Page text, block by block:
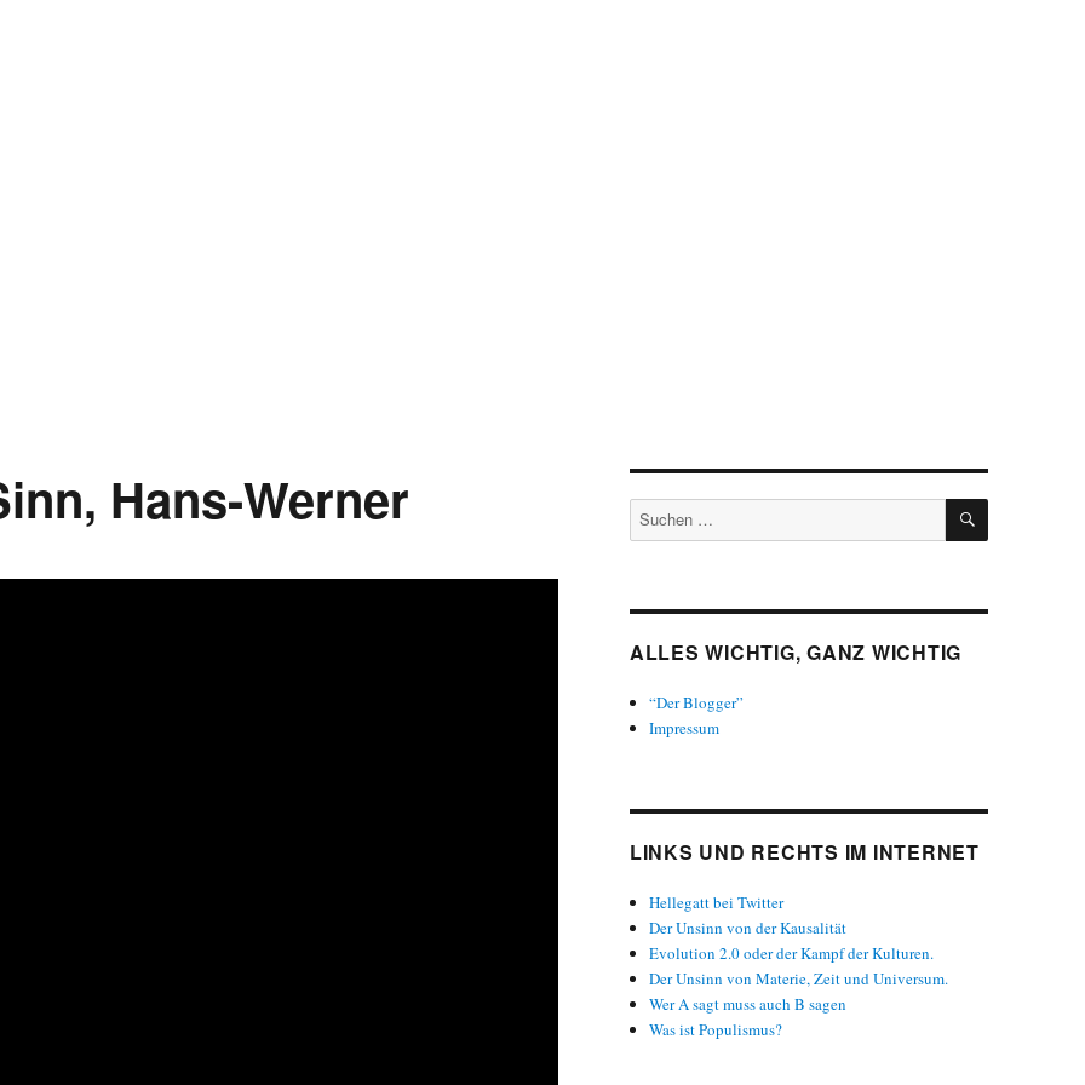
Hans-Werner
Suchen
nach:
SUCHEN
ALLES WICHTIG, GANZ WICHTIG
“Der Blogger”
Impressum
LINKS UND RECHTS IM INTERNET
Hellegatt bei Twitter
Der Unsinn von der Kausalität
Evolution 2.0 oder der Kampf der Kulturen.
Der Unsinn von Materie, Zeit und Universum.
Wer A sagt muss auch B sagen
Was ist Populismus?